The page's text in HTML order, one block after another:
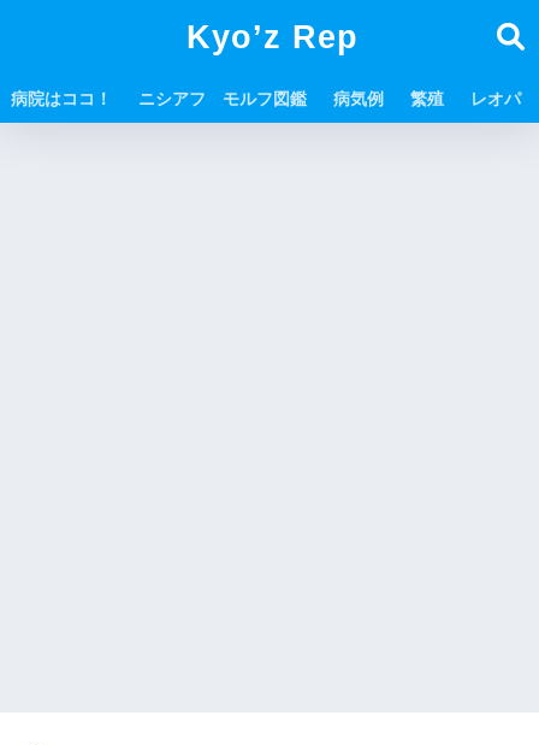
Kyo’z Rep
病院はココ！ ニシアフ モルフ図鑑 病気例 繁殖 レオパ